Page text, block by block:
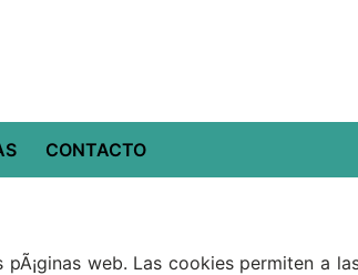
CONTACTO
web. Las cookies permiten a